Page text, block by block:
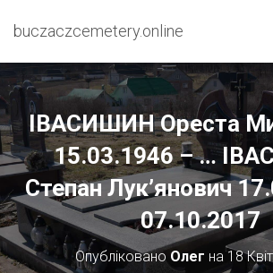
buczaczcemetery.online
ІВАСИШИН Ореста
15.03.1946 – …
Степан Лук’янович
07.10.2017
Опубліковано Олег на18